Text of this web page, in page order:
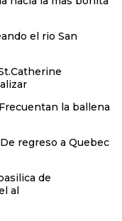
el rio San
la ballena
regreso a Quebec
de
al